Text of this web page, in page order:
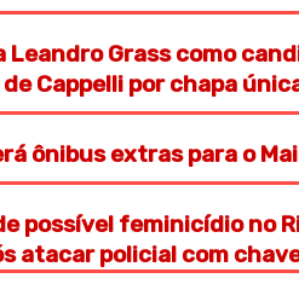
Leandro Grass como
Cappelli por chapa
ônibus extras para o
possível feminicídio no
atacar policial com